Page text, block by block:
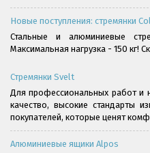
Новые поступления: стремянки
Стальные и алюминиевые
Максимальная нагрузка - 150 кг!
Стремянки Svelt
Для профессиональных работ и
качество, высокие стандарты
покупателей, которые ценят
Алюминиевые ящики Alpos